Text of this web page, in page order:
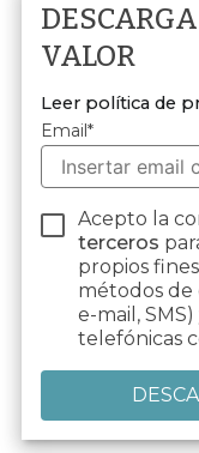
VALOR
Leer política de
Email*
Acepto la
terceros
propios
métodos de
e-mail,
telefónicas